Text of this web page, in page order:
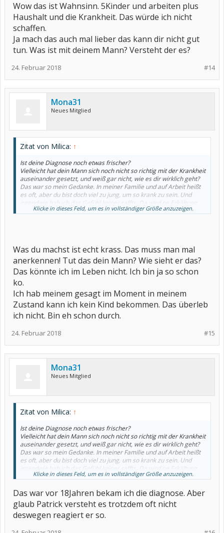
Wow das ist Wahnsinn. 5Kinder und arbeiten plus
Haushalt und die Krankheit. Das würde ich nicht
schaffen.
Ja mach das auch mal lieber das kann dir nicht gut
tun. Was ist mit deinem Mann? Versteht der es?
#14
24. Februar 2018
Mona31
Neues Mitglied
Zitat von Milica: ↑
Ist deine Diagnose noch etwas frischer?
Vielleicht hat dein Mann sich noch nicht so richtig mit der Krankheit
auseinander gesetzt, und weiß gar nicht, wie es dir wirklich geht?
Das war so mein Gedanke. In meiner Familie und auf Arbeit heißt
es oft, aber du bist doch viel zu jung, um so krank zu sein. Und
irgendwie hab ich das Gefühl keiner raffts. Da wird ne Erkältung
mit meinem Zustand verglichen und so ein Käse. Da ich ziemlich
stunden habe aber weite wege somit bin ich täglich mind.9 Std
unterwegs. 5 Kinder Haushalt kochen Vorlesen Hausaufgaben bla
bla....ich bin jetzt seit 6 Wochen zuhause und will nicht mehr in das
Leben zurück...es ist und war einfach zuviel...ich werde mit meinen
Stunden runter gehen müssen. .das sind jetzt meine Prioritäten ....
verändere was! Geld ist wichtig, aber nicht Alles!
Klicke in dieses Feld, um es in vollständiger Größe anzuzeigen.
Was du machst ist echt krass. Das muss man mal
anerkennen! Tut das dein Mann? Wie sieht er das?
Das könnte ich im Leben nicht. Ich bin ja so schon
ko.
Ich hab meinem gesagt im Moment in meinem
Zustand kann ich kein Kind bekommen. Das überleb
ich nicht. Bin eh schon durch.
#15
24. Februar 2018
Mona31
Neues Mitglied
Zitat von Milica: ↑
Ist deine Diagnose noch etwas frischer?
Vielleicht hat dein Mann sich noch nicht so richtig mit der Krankheit
auseinander gesetzt, und weiß gar nicht, wie es dir wirklich geht?
Das war so mein Gedanke. In meiner Familie und auf Arbeit heißt
es oft, aber du bist doch viel zu jung, um so krank zu sein. Und
irgendwie hab ich das Gefühl keiner raffts. Da wird ne Erkältung
mit meinem Zustand verglichen und so ein Käse. Da ich ziemlich
nicht sein, wenn Sie noch rumläuft und aufräumt oä . Ich muss
auch lernen Aufgaben mehr zu verteilen und auf mich mehr zu
achten die Signale meines Körpers zu hören. Ich arbeite z.B 25
stunden habe aber weite wege somit bin ich täglich mind.9 Std
Klicke in dieses Feld, um es in vollständiger Größe anzuzeigen.
Das war vor 18Jahren bekam ich die diagnose. Aber
glaub Patrick versteht es trotzdem oft nicht
deswegen reagiert er so.